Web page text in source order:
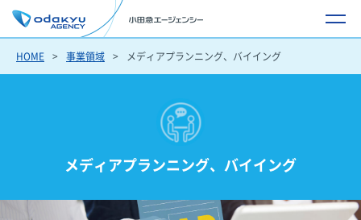
HOME 事業領域 メディアプランニング、バイイング
メディアプランニング、バイイング